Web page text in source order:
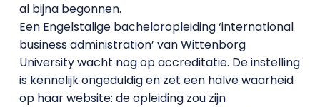
al bijna begonnen.
Een Engelstalige bacheloropleiding ‘international
business administration’ van Wittenborg
University wacht nog op accreditatie. De instelling
is kennelijk ongeduldig en zet een halve waarheid
op haar website: de opleiding zou zijn